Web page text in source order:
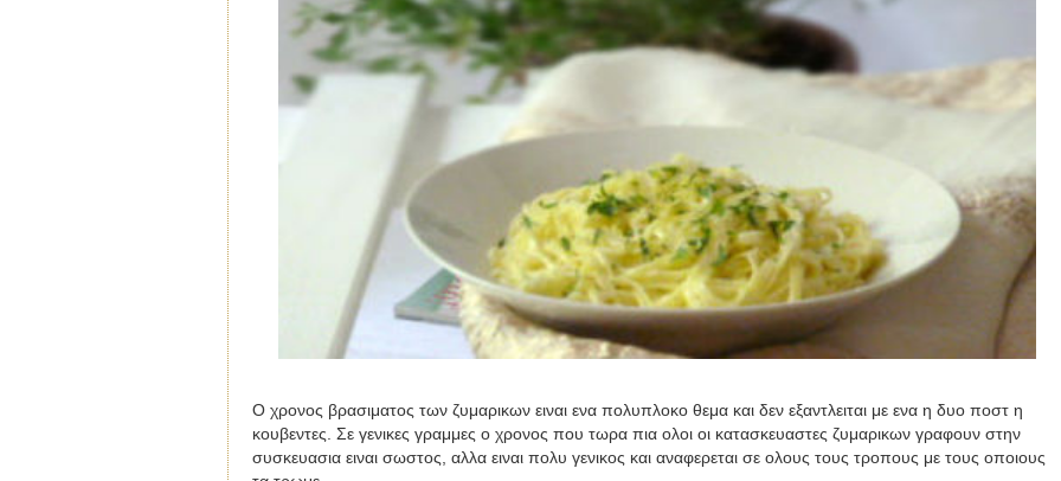
Ο χρονος βρασιματος των ζυμαρικων ειναι ενα πολυπλοκο θεμα και δεν εξαντλειται με ενα η δυο ποστ η
κουβεντες. Σε γενικες γραμμες ο χρονος που τωρα πια ολοι οι κατασκευαστες ζυμαρικων γραφουν στην
συσκευασια ειναι σωστος, αλλα ειναι πολυ γενικος και αναφερεται σε ολους τους τροπους με τους οποιους